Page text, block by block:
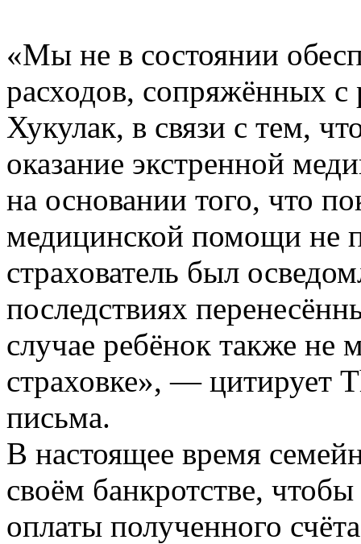
«Мы не в состоянии
расходов, сопряжённых
Хукулак, в связи с тем,
оказание экстренной
на основании того, что
медицинской помощи не
страхователь был
последствиях
случае ребёнок также не
страховке», — цитирует
письма.
В настоящее время
своём банкротстве,
оплаты полученного